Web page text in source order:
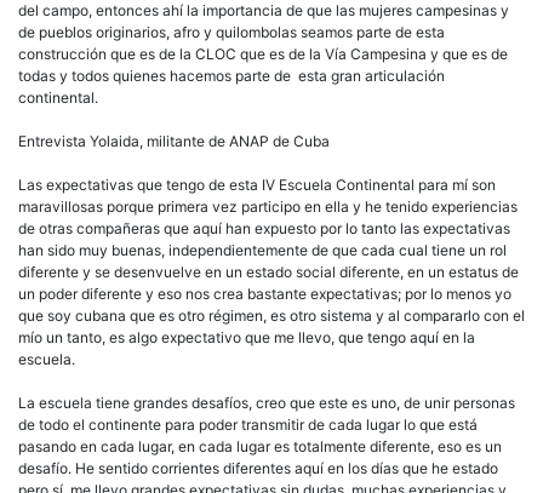
del campo, entonces ahí la importancia de que las mujeres campesinas y
de pueblos originarios, afro y quilombolas seamos parte de esta
construcción que es de la CLOC que es de la Vía Campesina y que es de
todas y todos quienes hacemos parte de esta gran articulación
continental.
Entrevista Yolaida, militante de ANAP de Cuba
Las expectativas que tengo de esta IV Escuela Continental para mí son
maravillosas porque primera vez participo en ella y he tenido experiencias
de otras compañeras que aquí han expuesto por lo tanto las expectativas
han sido muy buenas, independientemente de que cada cual tiene un rol
diferente y se desenvuelve en un estado social diferente, en un estatus de
un poder diferente y eso nos crea bastante expectativas; por lo menos yo
que soy cubana que es otro régimen, es otro sistema y al compararlo con el
mío un tanto, es algo expectativo que me llevo, que tengo aquí en la
escuela.
La escuela tiene grandes desafíos, creo que este es uno, de unir personas
de todo el continente para poder transmitir de cada lugar lo que está
pasando en cada lugar, en cada lugar es totalmente diferente, eso es un
desafío. He sentido corrientes diferentes aquí en los días que he estado